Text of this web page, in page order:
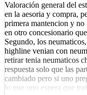
Valoración general del
en la aesoria y compra,
primera mantencion y no
en otro concesionario
Segundo, los
highline venian con
retirar tenia neumaticos
respuesta solo que las
cambiado pero si uno
lo que uno espera que